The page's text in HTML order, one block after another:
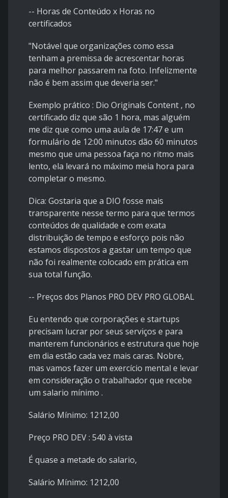
-- Horas de Conteúdo x Horas no
certificados
"Notável que organizações como essa
tenham a premissa de acrescentar horas
para melhor passarem na foto. Infelizmente
não é bem assim que deveria ser."
Exemplo prático : Dio Originals Content , no
certificado diz que são 1 hora, mas alguém
me diz que como uma aula de 17:47 e um
formulário de 12:00 minutos dão 60 minutos
mesmo que uma pessoa faça no ritmo mais
lento, ela levará no máximo meia hora para
completar o mesmo.
Dica: Gostaria que a DIO fosse mais
transparente nesse termo para que termos
conteúdos de qualidade e com exata
distribuição de tempo e esforço pois não
estamos dispostos a gastar um tempo que
não foi realmente colocado em prática em
sua total função.
-- Preços dos Planos PRO DEV PRO GLOBAL
Eu entendo que corporações e startups
precisam lucrar por seus serviços e para
manterem funcionários e estrutura que hoje
em dia estão cada vez mais caras. Nobre,
mas vamos fazer um exercício mental e levar
em consideração o trabalhador que recebe
um salario mínimo .
Salário Mínimo: 1212,00
Preço PRO DEV : 540 à vista
É quase a metade do salario,
Salário Mínimo: 1212,00